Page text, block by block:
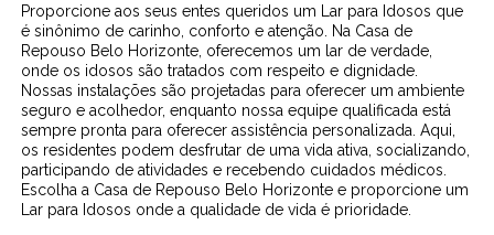
Proporcione aos seus entes queridos um Lar para Idosos que
é sinônimo de carinho, conforto e atenção. Na Casa de
Repouso Belo Horizonte, oferecemos um lar de verdade,
onde os idosos são tratados com respeito e dignidade.
Nossas instalações são projetadas para oferecer um ambiente
seguro e acolhedor, enquanto nossa equipe qualificada está
sempre pronta para oferecer assistência personalizada. Aqui,
os residentes podem desfrutar de uma vida ativa, socializando,
participando de atividades e recebendo cuidados médicos.
Escolha a Casa de Repouso Belo Horizonte e proporcione um
Lar para Idosos onde a qualidade de vida é prioridade.